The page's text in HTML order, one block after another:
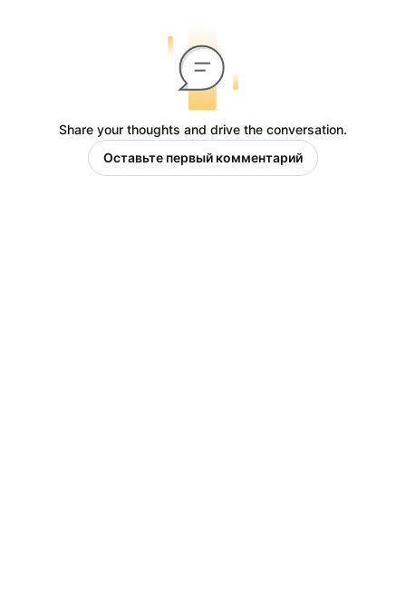
Share your thoughts and drive the conversation.
Оставьте первый комментарий